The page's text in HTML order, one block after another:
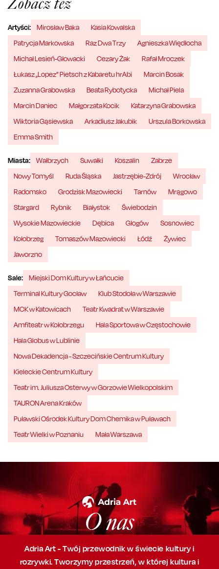
Artyści: Mirosław Baka
Kasia Kowalska
Patrycja Markowska
Raz Dwa Trzy
Agnieszka Więdłocha
Michał Lesień-Głowacki
Cezary Żak
Rafał Mroczek
Łukasz „Lopez” Pietsch z Kabaretu hrAbi
Marcin Bosak
Zuzanna Grabowska
Beata Rybotycka
Michał Piela
Marcin Daniec
Małgorzata Kocik
Katarzyna Grabowska
Wiktoria Gąsiewska
Arkadiusz Jakubik
Urszula Borkowska
Emma Smith
Miasta: Wałbrzych Suwałki Koszalin
Zabrze
Nowy Tomyśl
Ruda Śląska Jastrzębie-Zdrój
Wrocław
Radomsko
Grodzisk Mazowiecki Tarnów
Mrągowo
Stargard
Rybnik Białystok
Świebodzin
Wysokie Mazowieckie
Dębica Głogów
Sosnowiec
Kołobrzeg
Tomaszów Mazowiecki Łódź
Żywiec
Jaworzno
Sale:
Miejski Dom Kultury w Łańcucie
Terminal Kultury Gocław
Klub Stodoła w Warszawie
MCK w Katowicach
Teatr Kwadrat w Warszawie
Amfiteatr w Kołobrzegu
Hala Sportowa w Częstochowie
Hala Globus w Lublinie
Nowa Dekadencja - Szczecińskie Centrum Kultury
Kieleckie Centrum Kultury
Teatr im. Juliusza Osterwy w Gorzowie Wielkopolskim
TAURON Arena Kraków
Puławski Ośrodek Kultury Dom Chemika w Puławach
Teatr Wielki w Poznaniu
Mała Warszawa
O nas
Adria Art - Twój przewodnik w świecie kultury i
rozrywki. Tworzymy przestrzeń,w której kultura i